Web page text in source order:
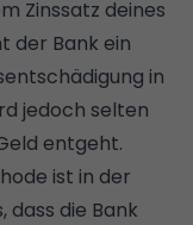
Zinssatz deines
der Bank ein
in
jedoch selten
entgeht.
ist in der
dass die Bank